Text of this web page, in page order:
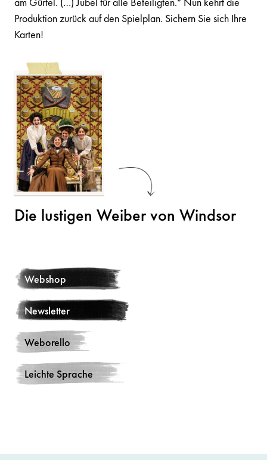
Webshop
Newsletter
Weborello
Leichte Sprache
Produktion zurück auf den Spielplan. Sichern Sie sich Ihre
Karten!
Die lustigen Weiber von Windsor